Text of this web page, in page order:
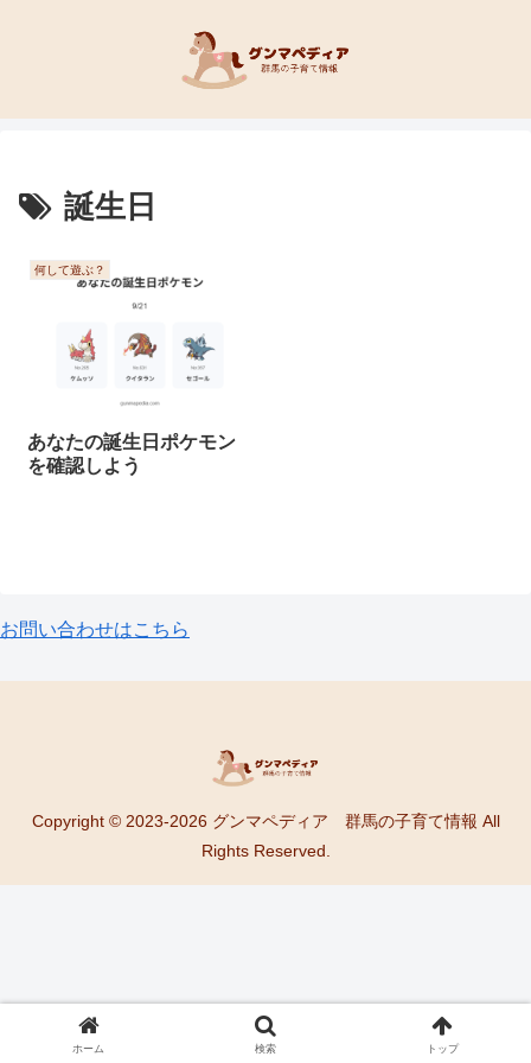
誕生日
何して遊ぶ？
あなたの誕生日ポケモン
を確認しよう
お問い合わせはこちら
Copyright © 2023-2026 グンマペディア 群馬の子育て情報 All
Rights Reserved.
ホーム 検索 トップ